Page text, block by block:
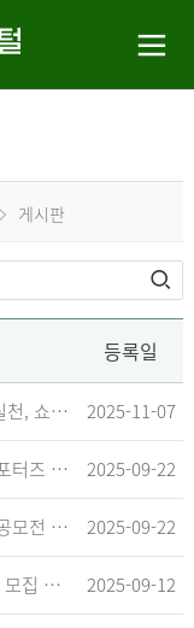
게시판
등록일
「우리집 낙상 BLOCK! 작지만 큰 실천, 쇼츠 챌린지」 수상작 발표 2025-11-07
중앙손상관리센터 제1기 대학생 서포터즈 합격자 발표 2025-09-22
2025년 손상예방 인식제고 캐릭터 공모전 결과발표 지연 안내 2025-09-22
[센터 행사] 제 1기 대학생 서포터즈 모집 공고 2025-09-12